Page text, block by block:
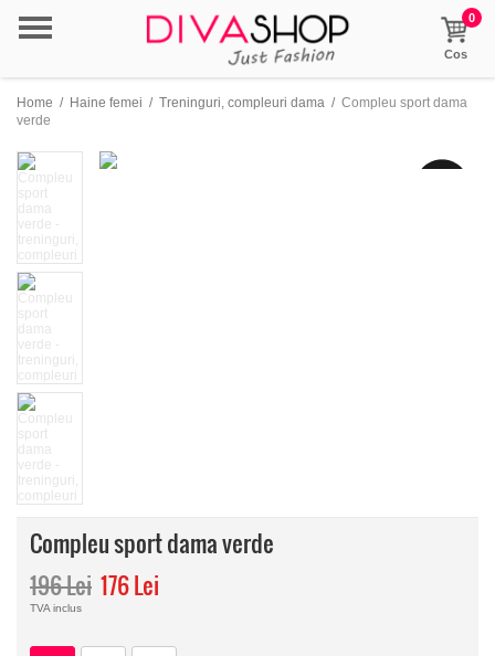
0
Cos
Home / Haine femei / Treninguri, compleuri dama / Compleu sport dama
verde
Compleu sport dama verde
196 Lei 176 Lei
TVA inclus